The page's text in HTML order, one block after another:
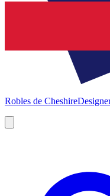
Robles de Cheshire